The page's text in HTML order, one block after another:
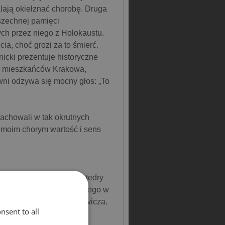
okiełznać chorobę. Druga
pamięci
przez niego z Holokaustu.
choć grozi za to śmierć.
prezentuje historyczne
Krakowa,
odzywa się mocny głos: „To
w tak okrutnych
chorym wartość i sens
były kierownik Katedry
Szpitala Uniwersyteckiego w
Juliana Aleksandrowicza.
przyjaciel.
to all